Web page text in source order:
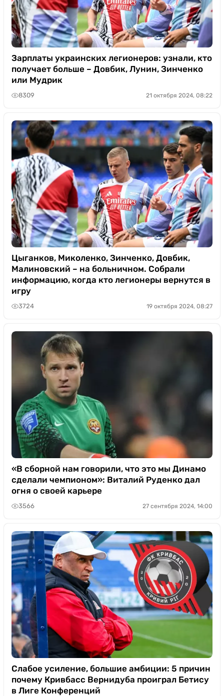
Зарплаты украинских легионеров: узнали, кто
получает больше – Довбик, Лунин, Зинченко
или Мудрик
8309 21 октября 2024, 08:22
Цыганков, Миколенко, Зинченко, Довбик,
Малиновский – на больничном. Собрали
информацию, когда кто легионеры вернутся в
игру
3724 19 октября 2024, 08:27
«В сборной нам говорили, что это мы Динамо
сделали чемпионом»: Виталий Руденко дал
огня о своей карьере
3566 27 сентября 2024, 14:00
Слабое усиление, большие амбиции: 5 причин
почему Кривбасс Вернидуба проиграл Бетису
в Лиге Конференций